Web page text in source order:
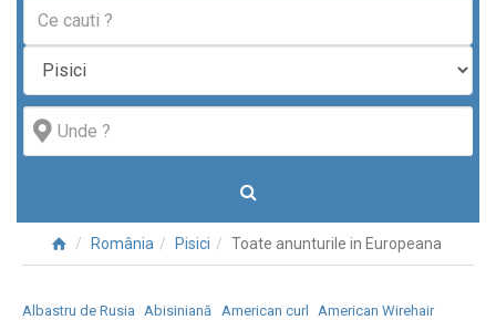
România Pisici Toate anunturile in Europeana
Albastru de Rusia Abisiniană American curl
American Wirehair